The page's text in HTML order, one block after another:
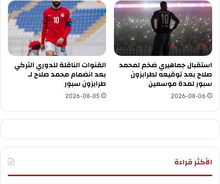
استقبال جماهيري ضخم لمحمد
صلاح بعد توقيعه لطرابزون
سبور لمدة موسمين
2026-08-06
القنوات الناقلة للدوري التركي
بعد انضمام محمد صلاح لـ
طرابزون سبور
2026-08-05
الأكثر قراءة